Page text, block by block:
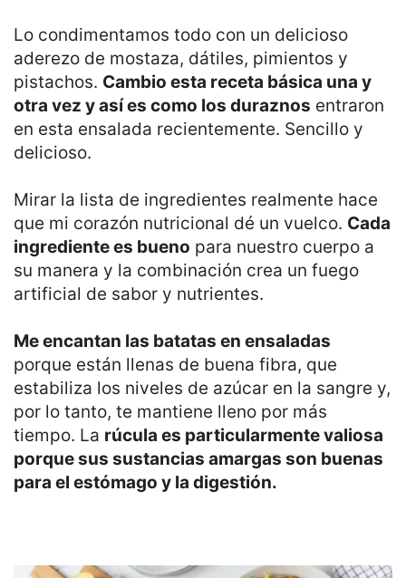
Lo condimentamos todo con un delicioso
aderezo de mostaza, dátiles, pimientos y
pistachos. Cambio esta receta básica una y
otra vez y así es como los duraznos entraron
en esta ensalada recientemente. Sencillo y
delicioso.
Mirar la lista de ingredientes realmente hace
que mi corazón nutricional dé un vuelco. Cada
ingrediente es bueno para nuestro cuerpo a
su manera y la combinación crea un fuego
artificial de sabor y nutrientes.
Me encantan las batatas en ensaladas
porque están llenas de buena fibra, que
estabiliza los niveles de azúcar en la sangre y,
por lo tanto, te mantiene lleno por más
tiempo. La rúcula es particularmente valiosa
porque sus sustancias amargas son buenas
para el estómago y la digestión.